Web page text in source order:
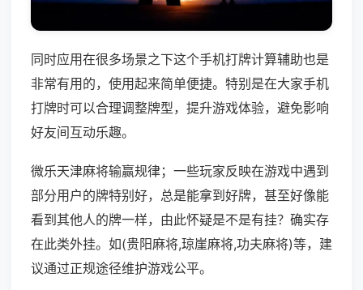
同时应用在很多场景之下这个手机打牌计算辅助也是
非常有用的，使用起来简单便捷。特别是在大家手机
打牌时可以合理调整牌型，提升游戏体验，避免影响
好友间互动乐趣。
微乐天津麻将输赢规律；一些玩家反映在游戏中遇到
部分用户的牌特别好，总是能拿到好牌，甚至好像能
看到其他人的牌一样，由此怀疑是不是有挂？确实存
在此类外挂。如(贵阳麻将,琼崖麻将,功夫麻将)等，建
议通过正规途径维护游戏公平。